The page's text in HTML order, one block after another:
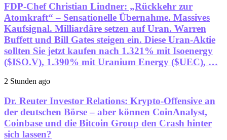
FDP-Chef Christian Lindner: „Rückkehr zur
Atomkraft“ – Sensationelle Übernahme. Massives
Kaufsignal. Milliardäre setzen auf Uran. Warren
Buffett und Bill Gates steigen ein. Diese Uran-Aktie
sollten Sie jetzt kaufen nach 1.321% mit Isoenergy
($ISO.V), 1.390% mit Uranium Energy ($UEC), …
2 Stunden ago
Dr. Reuter Investor Relations: Krypto-Offensive an
der deutschen Börse – aber können CoinAnalyst,
Coinbase und die Bitcoin Group den Crash hinter
sich lassen?